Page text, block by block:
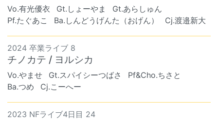
Vo.有光優衣 Gt.しょーやま
Gt.あらしゅん
Pf.たぐあこ
Ba.しんどうげんた（おげん） Cj.渡邉新大
2024 卒業ライブ 8
チノカテ / ヨルシカ
Vo.やませ Gt.スパイシーつばさ
Pf&Cho.ちさと
Ba.つめ
Cj.こーへー
2023 NFライブ4日目 24